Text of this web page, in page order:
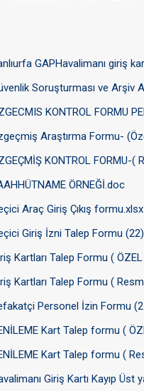
GAPHavalimanı giriş
Soruşturması ve Arşiv
KONTROL FORMU
Araştırma Formu-
KONTROL FORMU-
ÖRNEĞİ.doc
Araç Giriş Çıkış formu.xlsx
Giriş İzni Talep Formu
Kartları Talep Formu (
Kartları Talep Formu (
Personel İzin Formu
Kart Talep formu (
Kart Talep formu (
Giriş Kartı Kayıp Üst